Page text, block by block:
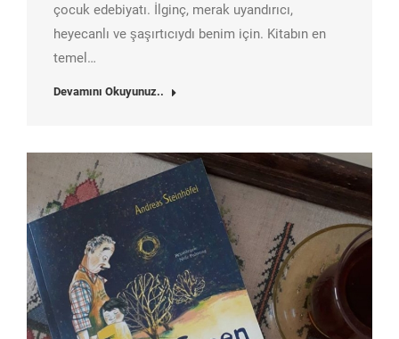
çocuk edebiyatı. İlginç, merak uyandırıcı,
heyecanlı ve şaşırtıcıydı benim için. Kitabın en
temel…
Devamını Okuyunuz..